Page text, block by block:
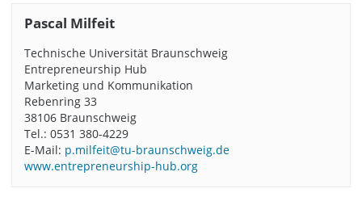
Pascal Milfeit
Technische Universität Braunschweig
Entrepreneurship Hub
Marketing und Kommunikation
Rebenring 33
38106 Braunschweig
Tel.: 0531 380-4229
E-Mail: p.milfeit@tu-braunschweig.de
www.entrepreneurship-hub.org